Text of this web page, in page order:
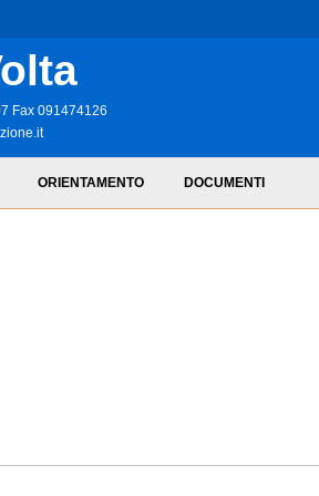
Fax 091474126
ORIENTAMENTO DOCUMENTI